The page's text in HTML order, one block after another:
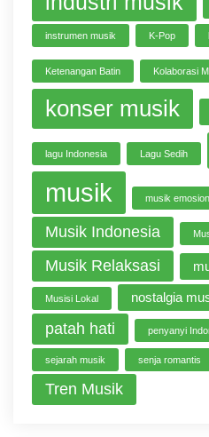
instrumen musik K-Pop
Ketenangan Batin Kolaborasi
konser musik
lagu Indonesia Lagu Sedih
musik musik
Musik Indonesia
Musik Relaksasi
Musisi Lokal nostalgia
patah hati penyanyi
sejarah musik senja romantis
Tren Musik